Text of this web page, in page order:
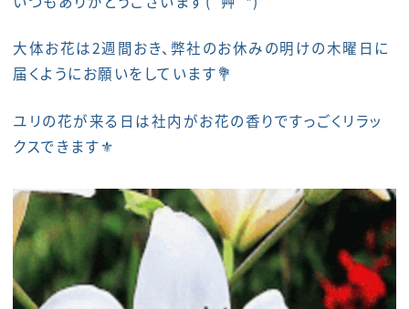
大体お花は2週間おき、弊社のお休みの明けの木曜日に
届くようにお願いをしています💐
ユリの花が来る日は社内がお花の香りですっごくリラッ
クスできます⚜️